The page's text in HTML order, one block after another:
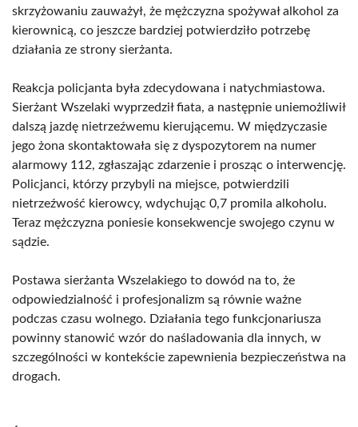
skrzyżowaniu zauważył, że mężczyzna spożywał alkohol za
kierownicą, co jeszcze bardziej potwierdziło potrzebę
działania ze strony sierżanta.
Reakcja policjanta była zdecydowana i natychmiastowa.
Sierżant Wszelaki wyprzedził fiata, a następnie uniemożliwił
dalszą jazdę nietrzeźwemu kierującemu. W międzyczasie
jego żona skontaktowała się z dyspozytorem na numer
alarmowy 112, zgłaszając zdarzenie i prosząc o interwencję.
Policjanci, którzy przybyli na miejsce, potwierdzili
nietrzeźwość kierowcy, wdychując 0,7 promila alkoholu.
Teraz mężczyzna poniesie konsekwencje swojego czynu w
sądzie.
Postawa sierżanta Wszelakiego to dowód na to, że
odpowiedzialność i profesjonalizm są równie ważne
podczas czasu wolnego. Działania tego funkcjonariusza
powinny stanowić wzór do naśladowania dla innych, w
szczególności w kontekście zapewnienia bezpieczeństwa na
drogach.